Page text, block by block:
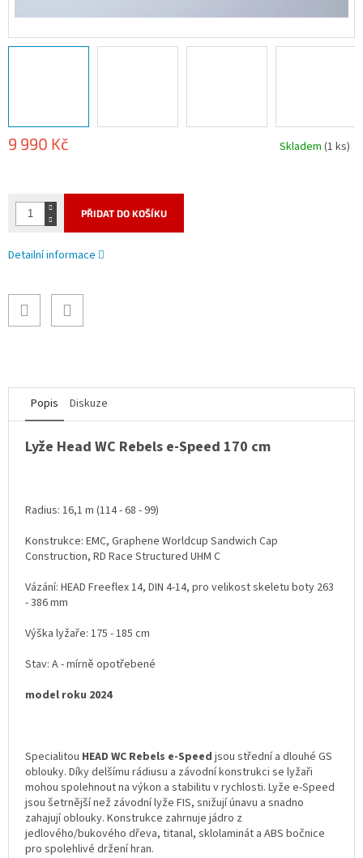
9 990 Kč Skladem(1 ks)
PŘIDAT DO KOŠÍKU
Detailní informace
Popis Diskuze
Lyže Head WC Rebels e-Speed 170 cm
Radius: 16,1 m (114 - 68 - 99)
Konstrukce: EMC, Graphene Worldcup Sandwich Cap
Construction, RD Race Structured UHM C
Vázání: HEAD Freeflex 14, DIN 4-14, pro velikost skeletu boty 263
- 386 mm
Výška lyžaře: 175 - 185 cm
Stav: A - mírně opotřebené
model roku 2024
Specialitou HEAD WC Rebels e-Speed jsou střední a dlouhé GS
oblouky. Díky delšímu rádiusu a závodní konstrukci se lyžaři
mohou spolehnout na výkon a stabilitu v rychlosti. Lyže e-Speed
jsou šetrnější než závodní lyže FIS, snižují únavu a snadno
zahajují oblouky. Konstrukce zahrnuje jádro z
jedlového/bukového dřeva, titanal, sklolaminát a ABS bočnice
pro spolehlivé držení hran.